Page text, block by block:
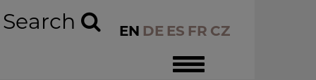
Toggle
navigation
EN DE ES FR CZ
Search